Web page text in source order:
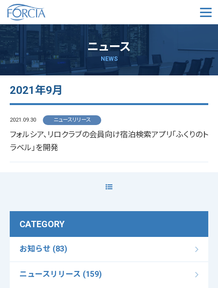
メ
ニュース
NEWS
2021年9月
2021.09.30 ニュースリリース
フォルシア、リロクラブの会員向け宿泊検索アプリ「ふくりのト
ラベル」を開発
CATEGORY
お知らせ (83)
ニュースリリース (159)